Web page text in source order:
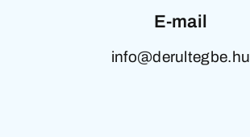
E-mail
info@derultegbe.hu